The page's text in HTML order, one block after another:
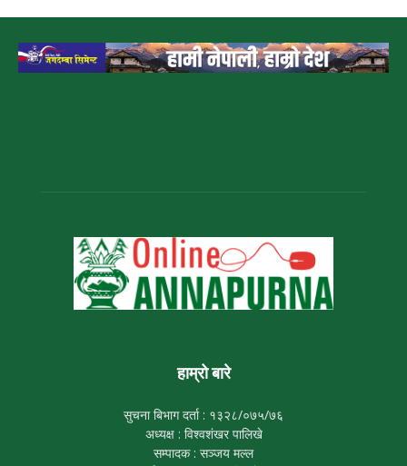
हाम्रो बारे
सुचना बिभाग दर्ता : १३२८/०७५/७६
अध्यक्ष : विश्वशंखर पालिखे
सम्पादक : सञ्जय मल्ल